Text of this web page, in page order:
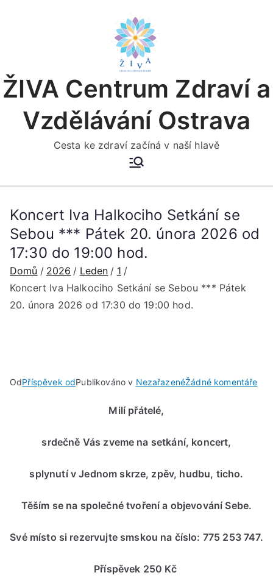
ŽIVA Centrum Zdraví a
Vzdělávání Ostrava
Cesta ke zdraví začíná v naší hlavě
Koncert Iva Halkociho Setkání se
Sebou *** Pátek 20. února 2026 od
17:30 do 19:00 hod.
Domů 2026 Leden
1
Koncert Iva Halkociho Setkání se Sebou *** Pátek
20. února 2026 od 17:30 do 19:00 hod.
OdPříspěvek odPublikováno v NezařazenéŽádné komentářeu
Milí přátelé,
srdečně Vás zveme na setkání, koncert,
splynutí v Jednom skrze, zpěv, hudbu, ticho.
Těším se na společné tvoření a objevování Sebe.
Své místo si rezervujte smskou na číslo: 775 253 747.
Příspěvek 250 Kč